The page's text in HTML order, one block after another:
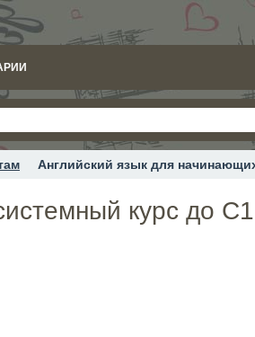
Английский язык для
курс до С1